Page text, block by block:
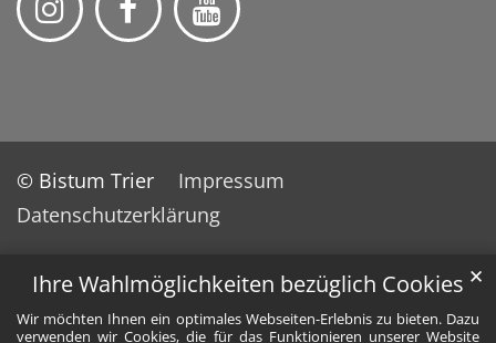
Ihre Wahlmöglichkeiten bezüglich Cookies
Wir möchten Ihnen ein optimales Webseiten-Erlebnis zu bieten. Dazu
verwenden wir Cookies, die für das Funktionieren unserer Website
✕
© Bistum Trier
Impressum
Datenschutzerklärung